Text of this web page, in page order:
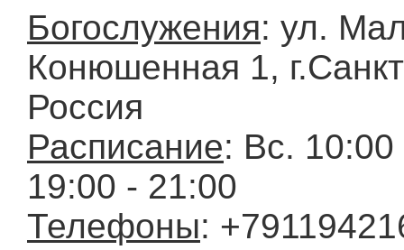
Богослужения: ул.
Конюшенная 1,
Россия
Расписание: Вс. 10:00
19:00 - 21:00
Телефоны: